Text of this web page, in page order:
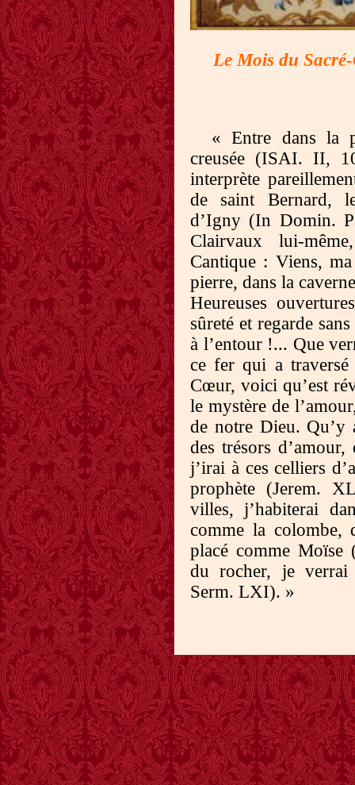
Le Mois du
« Entre dans la
creusée (ISAI. II,
interprète
de saint Bernard,
d’Igny (In Domin.
Clairvaux lui-
Cantique : Viens,
pierre, dans la
Heureuses
sûreté et regarde
à l’entour !... Que
ce fer qui a traversé
Cœur, voici qu’est
le mystère de
de notre Dieu. Qu’y
des trésors d’amour,
j’irai à ces celliers
prophète (Jerem.
villes, j’habiterai
comme la colombe,
placé comme
du rocher, je verrai
Serm. LXI). »